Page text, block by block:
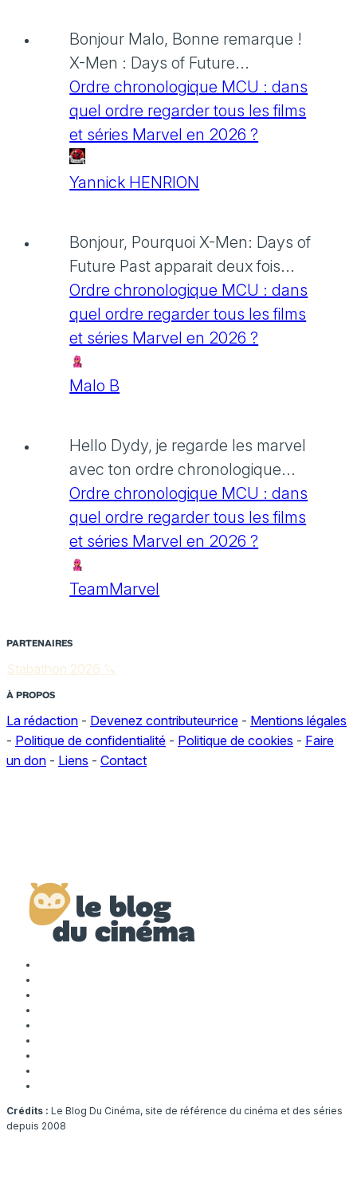
Bonjour Malo, Bonne remarque !
X-Men : Days of Future...
Ordre chronologique MCU : dans
quel ordre regarder tous les films
et séries Marvel en 2026 ?
Yannick HENRION
Bonjour, Pourquoi X-Men: Days of
Future Past apparait deux fois...
Ordre chronologique MCU : dans
quel ordre regarder tous les films
et séries Marvel en 2026 ?
Malo B
Hello Dydy, je regarde les marvel
avec ton ordre chronologique...
Ordre chronologique MCU : dans
quel ordre regarder tous les films
et séries Marvel en 2026 ?
TeamMarvel
PARTENAIRES
Stabathon 2026 🔪
À PROPOS
La rédaction - Devenez contributeur·rice - Mentions légales
- Politique de confidentialité - Politique de cookies - Faire
un don - Liens - Contact
Crédits : Le Blog Du Cinéma, site de référence du cinéma et des séries
depuis 2008